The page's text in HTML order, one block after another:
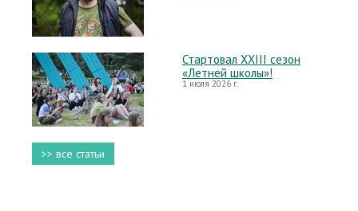
Стартовал XXIII сезон
«Летней школы»!
1 июля 2026 г.
>> все статьи